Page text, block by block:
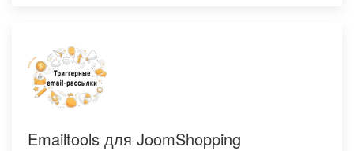
Emailtools для JoomShopping